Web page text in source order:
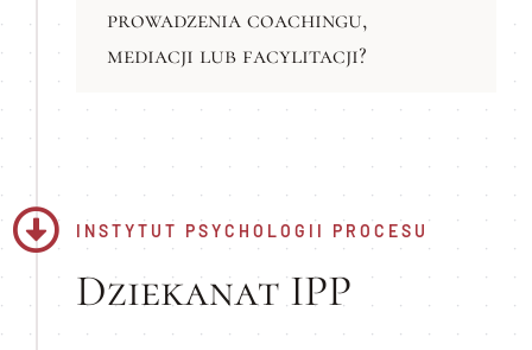
prowadzenia coachingu,
mediacji lub facylitacji?
INSTYTUT PSYCHOLOGII PROCESU
Dziekanat IPP